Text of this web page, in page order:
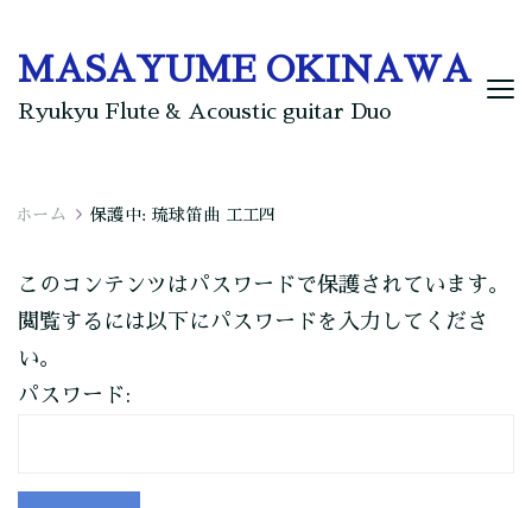
MASAYUME OKINAWA
Ryukyu Flute & Acoustic guitar Duo
ホーム 保護中: 琉球笛曲 工工四
このコンテンツはパスワードで保護されています。
閲覧するには以下にパスワードを入力してくださ
い。
パスワード: